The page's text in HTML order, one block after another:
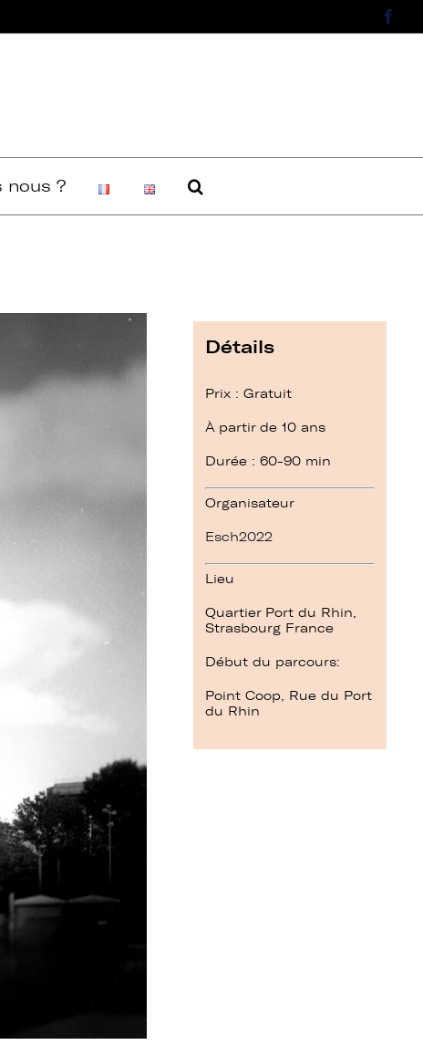
nous ?
Détails
Prix : Gratuit
À partir de 10 ans
Durée : 60-90 min
Organisateur
Esch2022
Lieu
Quartier Port du Rhin,
Strasbourg France
Début du parcours:
Point Coop, Rue du Port
du Rhin